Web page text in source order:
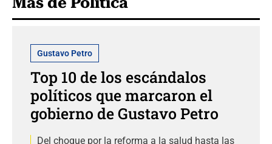
Gustavo Petro
Top 10 de los escándalos
políticos que marcaron el
gobierno de Gustavo Petro
Del choque por la reforma a la salud hasta las